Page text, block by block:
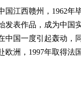
国江西赣州，1962年
发表作品，成为中国
中国一度引起轰动，
欧洲，1997年取得法